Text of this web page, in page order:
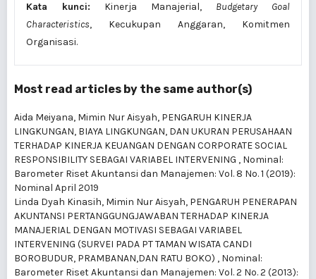
Kata kunci: Kinerja Manajerial, Budgetary Goal
Characteristics, Kecukupan Anggaran, Komitmen
Organisasi.
Most read articles by the same author(s)
Aida Meiyana, Mimin Nur Aisyah, PENGARUH KINERJA
LINGKUNGAN, BIAYA LINGKUNGAN, DAN UKURAN PERUSAHAAN
TERHADAP KINERJA KEUANGAN DENGAN CORPORATE SOCIAL
RESPONSIBILITY SEBAGAI VARIABEL INTERVENING , Nominal:
Barometer Riset Akuntansi dan Manajemen: Vol. 8 No. 1 (2019):
Nominal April 2019
Linda Dyah Kinasih, Mimin Nur Aisyah, PENGARUH PENERAPAN
AKUNTANSI PERTANGGUNGJAWABAN TERHADAP KINERJA
MANAJERIAL DENGAN MOTIVASI SEBAGAI VARIABEL
INTERVENING (SURVEI PADA PT TAMAN WISATA CANDI
BOROBUDUR, PRAMBANAN,DAN RATU BOKO) , Nominal:
Barometer Riset Akuntansi dan Manajemen: Vol. 2 No. 2 (2013):